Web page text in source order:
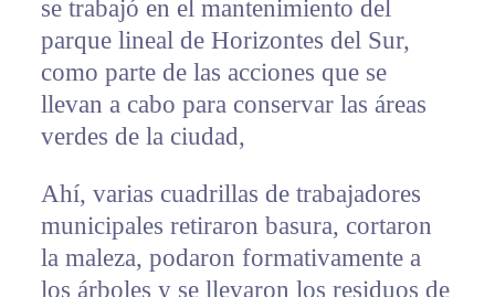
se trabajó en el mantenimiento del
parque lineal de Horizontes del Sur,
como parte de las acciones que se
llevan a cabo para conservar las áreas
verdes de la ciudad,
Ahí, varias cuadrillas de trabajadores
municipales retiraron basura, cortaron
la maleza, podaron formativamente a
los árboles y se llevaron los residuos de